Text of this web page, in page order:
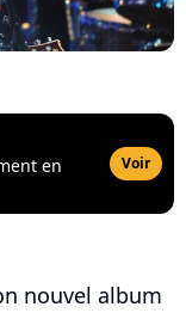
en
Voir
nouvel album